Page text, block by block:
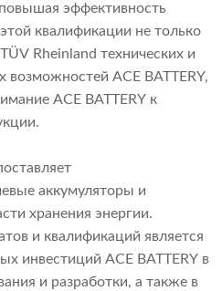
эффективность
квалификации не только
Rheinland технических и
возможностей ACE BATTERY,
ACE BATTERY к
аккумуляторы и
хранения энергии.
и квалификаций является
инвестиций ACE BATTERY в
и разработки, а также в